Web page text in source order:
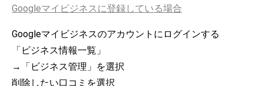
Googleマイビジネスに登録している場合
Googleマイビジネスのアカウントにログインする
「ビジネス情報一覧」
→「ビジネス管理」を選択
削除したい口コミを選択